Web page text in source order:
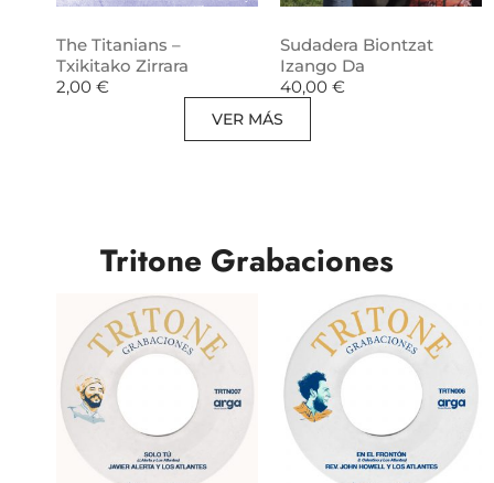
The Titanians –
Txikitako Zirrara
2,00 €
Sudadera Biontzat
Izango Da
40,00 €
VER MÁS
Tritone Grabaciones